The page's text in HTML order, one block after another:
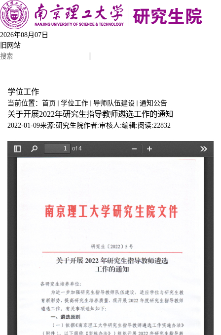
2026年08月07日
旧网站
学位工作
当前位置： 首页 学位工作 导师队伍建设 通知公告
关于开展2022年研究生指导教师遴选工作的通知
2022-01-09来源:研究生院作者:审核人:编辑:阅读:22832